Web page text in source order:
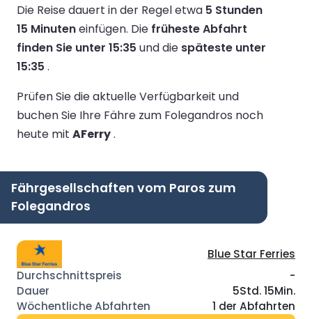
Die Reise dauert in der Regel etwa 5 Stunden
15 Minuteneinfügen. Die früheste Abfahrt
finden Sie unter 15:35 und die späteste unter
15:35 .
Prüfen Sie die aktuelle Verfügbarkeit und
buchen Sie Ihre Fähre zum Folegandros noch
heute mit AFerry.
Fährgesellschaften vom Paros zum
Folegandros
Blue Star Ferries
-
5Std. 15Min.
1 der Abfahrten